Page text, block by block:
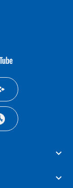
youtube-